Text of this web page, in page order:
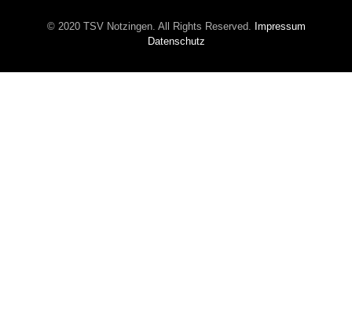
© 2020 TSV Notzingen. All Rights Reserved. Impressum
Datenschutz